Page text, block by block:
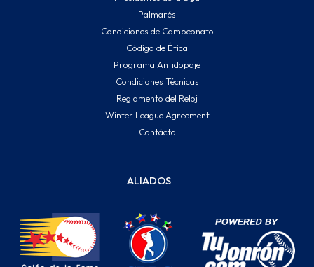
Palmarés
Condiciones de Campeonato
Código de Ética
Programa Antidopaje
Condiciones Técnicas
Reglamento del Reloj
Winter League Agreement
Contácto
ALIADOS